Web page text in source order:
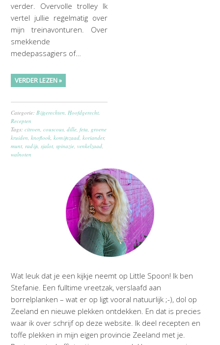
verder. Overvolle trolley Ik
vertel jullie regelmatig over
mijn treinavonturen. Over
smekkende
medepassagiers of…
VERDER LEZEN »
Categorie: Bijgerechten Hoofdgerecht
Recepten
Tags:citroen ,couscous ,dille ,feta groene
kruiden ,knoflook ,komijnzaad ,koriander,
munt radijs ,sjalot ,spinazie venkelzaad
walnoten
Wat leuk dat je een kijkje neemt op Little Spoon! Ik ben
Stefanie. Een fulltime vreetzak, verslaafd aan
borrelplanken – wat er op ligt vooral natuurlijk ;-), dol op
Zeeland en nieuwe plekken ontdekken. En dat is precies
waar ik over schrijf op deze website. Ik deel recepten en
toffe plekken in mijn eigen provincie Zeeland met je.